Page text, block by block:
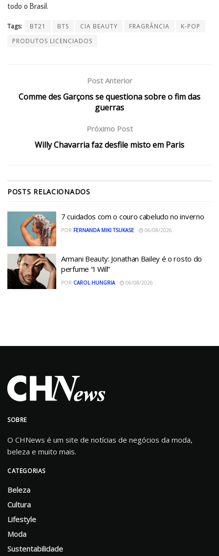
todo o Brasil.
Tags: BT21 BTS CIA BEAUTY FRAGRÂNCIA
K-POP
PRODUTOS LICENCIADOS
Post Anterior
Comme des Garçons se questiona sobre o fim das
guerras
Próximo Post
Willy Chavarria faz desfile misto em Paris
POSTS RELACIONADOS
7 cuidados com o couro cabeludo no inverno
POR FERNANDA MIKI TSUKASE 06/08/2026
Armani Beauty: Jonathan Bailey é o rosto do
perfume “I Will”
POR CAROL HUNGRIA 06/08/2026
SOBRE
O CHNews é um site de notícias de negócios da moda,
beleza e muito mais.
CATEGORIAS
Beleza
Cultura
Lifestyle
Moda
Sustentabilidade